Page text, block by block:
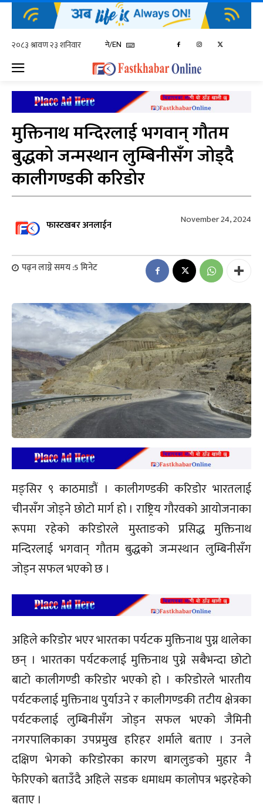
ने/EN
मुक्तिनाथ मन्दिरलाई भगवान् गौतम
बुद्धको जन्मस्थान लुम्बिनीसँग जोड्दै
कालीगण्डकी करिडोर
फास्टखबर अनलाईन November 24, 2024
पढ्न लाग्ने समय :5मिनेट
मङ्सिर ९ काठमाडौं । कालीगण्डकी करिडोर भारतलाई
चीनसँग जोड्ने छोटो मार्ग हो । राष्ट्रिय गौरवको आयोजनाका
रूपमा रहेको करिडोरले मुस्ताङको प्रसिद्ध मुक्तिनाथ
मन्दिरलाई भगवान् गौतम बुद्धको जन्मस्थान लुम्बिनीसँग
जोड्न सफल भएको छ ।
अहिले करिडोर भएर भारतका पर्यटक मुक्तिनाथ पुग्न थालेका
छन् । भारतका पर्यटकलाई मुक्तिनाथ पुग्ने सबैभन्दा छोटो
बाटो कालीगण्डी करिडोर भएको हो । करिडोरले भारतीय
पर्यटकलाई मुक्तिनाथ पुर्याउने र कालीगण्डकी तटीय क्षेत्रका
पर्यटकलाई लुम्बिनीसँग जोड्न सफल भएको जैमिनी
नगरपालिकाका उपप्रमुख हरिहर शर्माले बताए । उनले
दक्षिण भेगको करिडोरका कारण बागलुङको मुहार नै
फेरिएको बताउँदै अहिले सडक धमाधम कालोपत्र भइरहेको
बताए ।